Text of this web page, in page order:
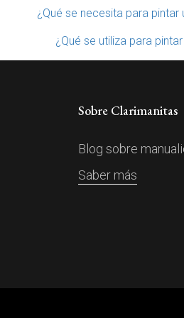
¿Qué se necesita para pintar
¿Qué se utiliza para
Sobre Clarimanitas
Blog sobre
Saber más